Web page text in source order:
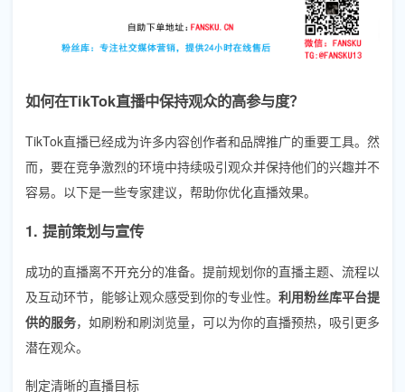
如何在TikTok直播中保持观众的高参与度？
TikTok直播已经成为许多内容创作者和品牌推广的重要工具。然
而，要在竞争激烈的环境中持续吸引观众并保持他们的兴趣并不
容易。以下是一些专家建议，帮助你优化直播效果。
1. 提前策划与宣传
成功的直播离不开充分的准备。提前规划你的直播主题、流程以
及互动环节，能够让观众感受到你的专业性。 利用粉丝库平台提
供的服务，如刷粉和刷浏览量，可以为你的直播预热，吸引更多
潜在观众。
制定清晰的直播目标